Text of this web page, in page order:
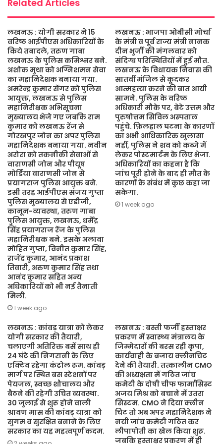
Related Articles
लखनऊ : योगी सरकार ने 15
वरिष्ठ आईपीएस अधिकारियों के
किये तबादले, तरुण गाबा
लखनऊ के पुलिस कमिश्नर बने.
अशोक मुथा को अग्निशमन सेवा
का महानिदेशक बनाया गया.
अमरेन्द्र कुमार सेंगर को पुलिस
आयुक्त, लखनऊ से पुलिस
महानिरीक्षक अभिसूचना
मुख्यालय भेजे गए जबकि राम
कुमार को लखनऊ रेंज से
गोरखपुर जोन का अपर पुलिस
महानिदेशक बनाया गया. नवीन
अरोरा को तकनीकी सेवाओं से
वाराणसी जोन और पीयूष
मोर्डिया वाराणसी जोन से
प्रयागराज पुलिस आयुक्त बने.
इसी तरह आईपीएस संजय गुप्ता
पुलिस मुख्यालय से एडीजी,
कानून-व्यवस्था, तरुण गाबा
पुलिस आयुक्त, लखनऊ, धर्मेंद्र
सिंह प्रयागराज रेंज के पुलिस
महानिरीक्षक बने. इसके अलावा
मोहित गुप्ता, विनीत कुमार सिंह,
राजेंद्र कुमार, आनंद प्रकाश
तिवारी, अरुण कुमार सिंह तथा
आनंद कुमार सहित अन्य
अधिकारियों को भी नई तैनाती
मिली.
1 week ago
लखनऊ : भाजपा ओबीसी मोर्चा
के मंत्री व पूर्व राज्य मंत्री नानक
दीन भुर्जी की मंगलवार को
संदिग्ध परिस्थितियों में हुई मौत.
लखनऊ के विधायक निवास की
सातवीं मंजिल से कूदकर
आत्महत्या करने की बात आयी
सामने. पुलिस के वरिष्ठ
अधिकारी मौके पर, बेटे उत्तम और
पुरुषोत्तम सिविल अस्पताल
पहुंचे. फ़िलहाल घटना के कारणों
का अभी आधिकारिक खुलासा
नहीं, पुलिस ने शव को कब्जे में
लेकर पोस्टमार्टम के लिए भेजा.
अधिकारियों का कहना है कि
जांच पूरी होने के बाद ही मौत के
कारणों के संबंध में कुछ कहा जा
सकेगा.
1 week ago
लखनऊ : कांवड़ यात्रा को लेकर
योगी सरकार की तैयारी,
चलाएगी अतिरिक्त बसें साथ ही
24 घंटे की निगरानी के लिए
एक्टिव रहेगा कंट्रोल रूम. कांवड़
मार्ग पर स्थित बस स्टेशनों पर
पेयजल, स्वच्छ शौचालय और
बैठने की रहेगी उचित व्यवस्था.
30 जुलाई से शुरू होने वाली
श्रावण मास की कांवड़ यात्रा को
सुगम व सुरक्षित बनाने के लिए
सरकार का यह महत्वपूर्ण कदम.
लखनऊ : बस्ती फर्जी हस्ताक्षर
प्रकरण में स्वास्थ्य मंत्रालय के
जिम्मेदारों की बरस रही कृपा,
कार्यवाही के बजाय क्लीनचिट
देने की तैयारी. तत्कालीन CMO
की अध्यक्षता में गठित जांच
कमेटी के दोषी चीफ फार्मासिस्ट
अजय मिश्र को बचाने में उतरा
सिस्टम. CMO ने दिया क्लीन
चिट तो अब अपर महानिदेशक ने
नयी जांच कमेटी गठित कर
लीपापोती का खेल किया शुरू.
जबकि हस्ताक्षर प्रकरण में ही